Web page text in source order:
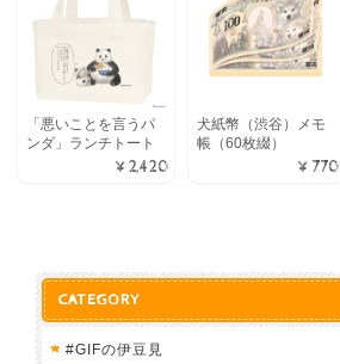
「悪いことを言うパ
ンダ」ランチトート
¥2,420
犬紙幣（渋谷）メモ
帳（60枚綴）
¥770
CATEGORY
#GIFの伊豆見